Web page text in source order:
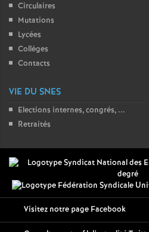
Circulaires
Mutations
Lycées
Collèges
Contacts
VIE DU SNES
Elections internes, congrés, ...
Retraités
Visitez notre page Facebook